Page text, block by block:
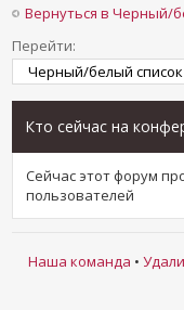
Вернуться в Черный/
Перейти:
Кто сейчас на
Сейчас этот форум
пользователей
Наша команда •